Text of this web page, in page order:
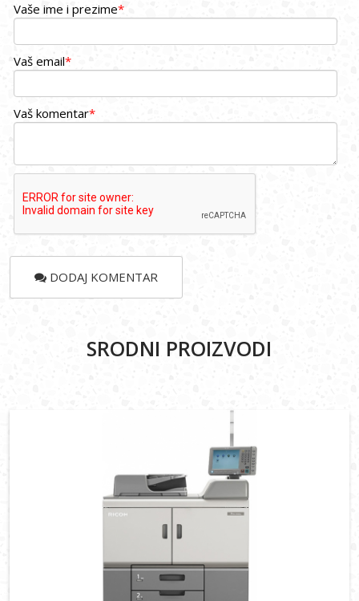
Vaše ime i prezime*
Vaš email*
Vaš komentar*
DODAJ KOMENTAR
SRODNI PROIZVODI